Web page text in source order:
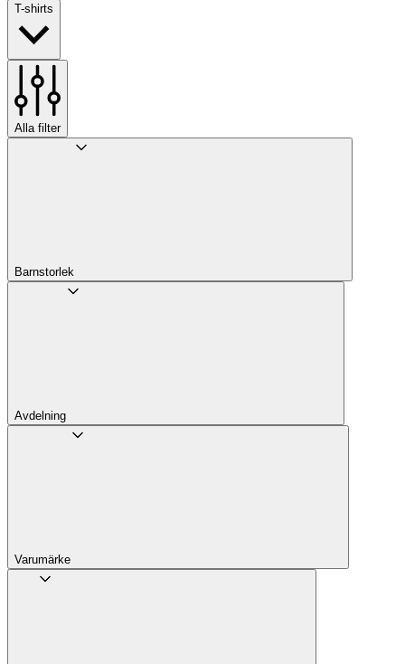
T-shirts
Alla filter
Barnstorlek
Avdelning
Varumärke